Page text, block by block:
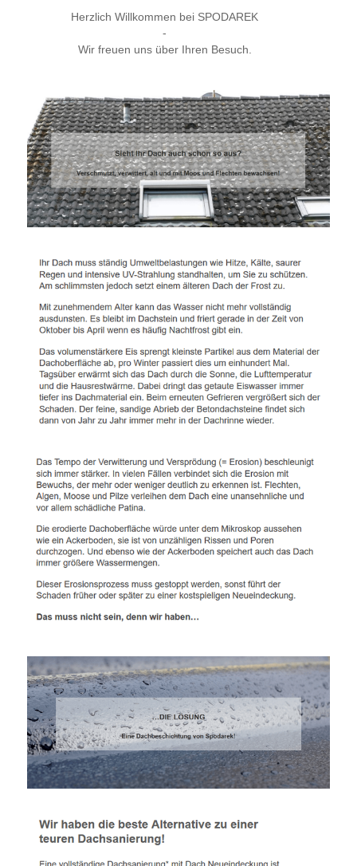
Herzlich Willkommen bei SPODAREK
-
Wir freuen uns über Ihren Besuch.